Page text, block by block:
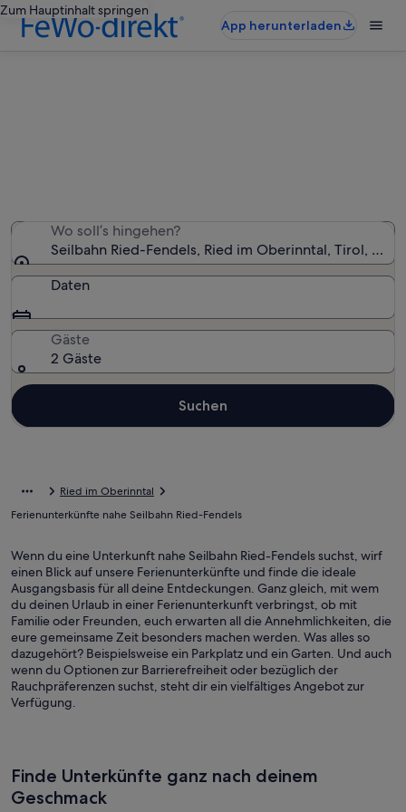
Zum Hauptinhalt springen
App herunterladen
Wo soll’s hingehen?
Seilbahn Ried-Fendels, Ried im Oberinntal, Tirol,
Daten
Gäste
2 Gäste
Suchen
Ried im Oberinntal
Ferienunterkünfte nahe Seilbahn Ried-Fendels
Wenn du eine Unterkunft nahe Seilbahn Ried-Fendels suchst, wirf
einen Blick auf unsere Ferienunterkünfte und finde die ideale
Ausgangsbasis für all deine Entdeckungen. Ganz gleich, mit wem
du deinen Urlaub in einer Ferienunterkunft verbringst, ob mit
Familie oder Freunden, euch erwarten all die Annehmlichkeiten, die
eure gemeinsame Zeit besonders machen werden. Was alles so
dazugehört? Beispielsweise ein Parkplatz und ein Garten. Und auch
wenn du Optionen zur Barrierefreiheit oder bezüglich der
Rauchpräferenzen suchst, steht dir ein vielfältiges Angebot zur
Verfügung.
Finde Unterkünfte ganz nach deinem
Geschmack